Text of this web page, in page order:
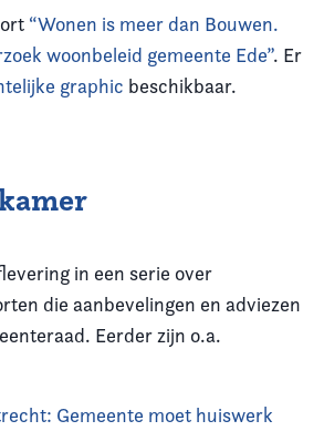
“Wonen is meer dan Bouwen.
woonbeleid gemeente Ede”. Er
graphic beschikbaar.
in een serie over
die aanbevelingen en adviezen
Eerder zijn o.a.
Gemeente moet huiswerk